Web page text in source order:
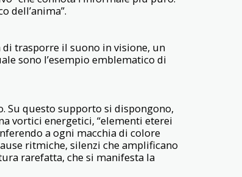
dell’anima”.
trasporre il suono in visione, un
sono l’esempio emblematico di
Su questo supporto si dispongono,
vortici energetici, “elementi eterei
a ogni macchia di colore
ritmiche, silenzi che amplificano
rarefatta, che si manifesta la